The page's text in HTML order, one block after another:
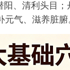
、清利头目
元气、滋养脏腑